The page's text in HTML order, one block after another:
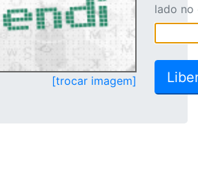
[trocar imagem]
lado no